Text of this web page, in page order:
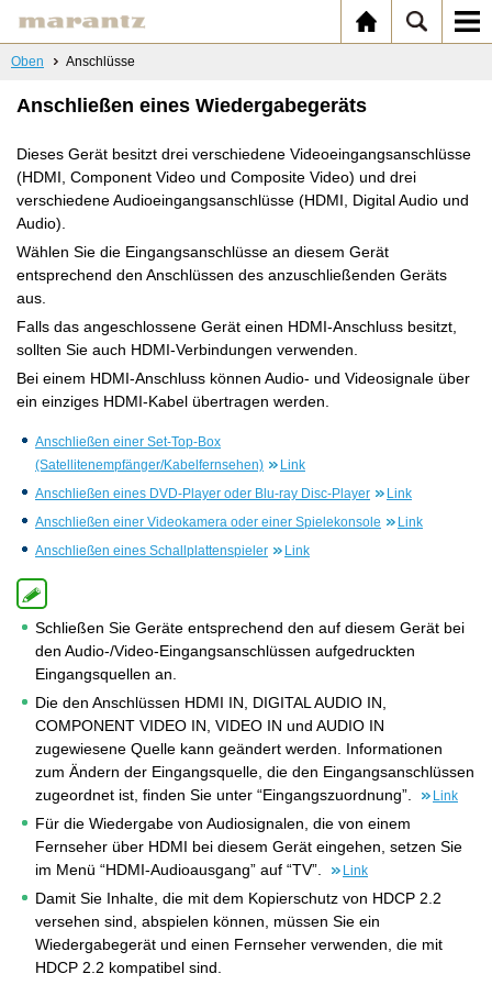
Oben Anschlüsse
Anschließen eines Wiedergabegeräts
Dieses Gerät besitzt drei verschiedene Videoeingangsanschlüsse
(HDMI, Component Video und Composite Video) und drei
verschiedene Audioeingangsanschlüsse (HDMI, Digital Audio und
Audio).
Wählen Sie die Eingangsanschlüsse an diesem Gerät
entsprechend den Anschlüssen des anzuschließenden Geräts
aus.
Falls das angeschlossene Gerät einen HDMI-Anschluss besitzt,
sollten Sie auch HDMI-Verbindungen verwenden.
Bei einem HDMI-Anschluss können Audio- und Videosignale über
ein einziges HDMI-Kabel übertragen werden.
Anschließen einer Set-Top-Box
(Satellitenempfänger/Kabelfernsehen)
Link
Anschließen eines DVD-Player oder Blu-ray Disc-Player
Link
Anschließen einer Videokamera oder einer Spielekonsole
Link
Anschließen eines Schallplattenspieler
Link
Schließen Sie Geräte entsprechend den auf diesem Gerät bei
den Audio-/Video-Eingangsanschlüssen aufgedruckten
Eingangsquellen an.
Die den Anschlüssen HDMI IN, DIGITAL AUDIO IN,
COMPONENT VIDEO IN, VIDEO IN und AUDIO IN
zugewiesene Quelle kann geändert werden. Informationen
zum Ändern der Eingangsquelle, die den Eingangsanschlüssen
zugeordnet ist, finden Sie unter “Eingangszuordnung”.
Link
Für die Wiedergabe von Audiosignalen, die von einem
Fernseher über HDMI bei diesem Gerät eingehen, setzen Sie
im Menü “HDMI-Audioausgang” auf “TV”.
Link
Damit Sie Inhalte, die mit dem Kopierschutz von HDCP 2.2
versehen sind, abspielen können, müssen Sie ein
Wiedergabegerät und einen Fernseher verwenden, die mit
HDCP 2.2 kompatibel sind.